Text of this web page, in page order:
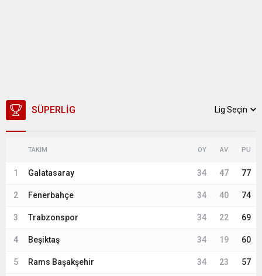
SÜPERLIG Lig Seçin
TAKIM OY AV PU
1 Galatasaray 34 47 77
2 Fenerbahçe 34 40 74
3 Trabzonspor 34 22 69
4 Beşiktaş 34 19 60
5 Rams Başakşehir 34 23 57